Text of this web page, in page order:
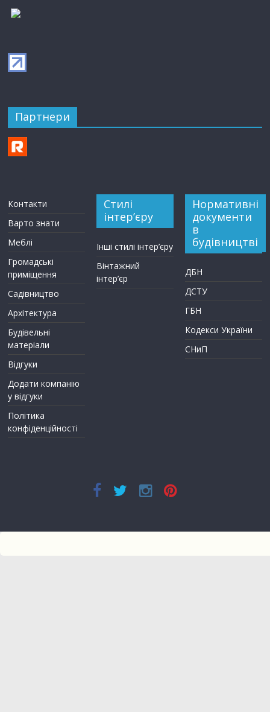
Партнери
Контакти
Варто знати
Меблі
Громадські
приміщення
Садівництво
Архітектура
Будівельні
матеріали
Відгуки
Додати компанію
у відгуки
Політика
конфіденційності
Стилі
інтер’єру
Інші стилі інтер’єру
Вінтажний
інтер’єр
Нормативні
документи
в
будівництві
ДБН
ДСТУ
ГБН
Кодекси України
СНиП